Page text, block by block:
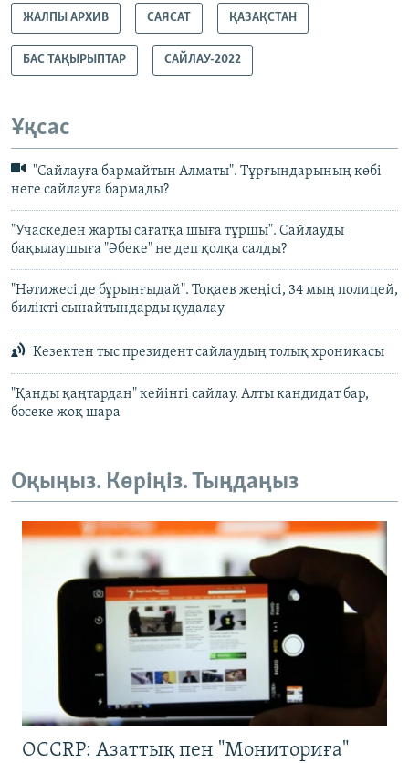
ЖАЛПЫ АРХИВ САЯСАТ ҚАЗАҚСТАН
БАС ТАҚЫРЫПТАР САЙЛАУ-2022
Ұқсас
"Сайлауға бармайтын Алматы". Тұрғындарының көбі
неге сайлауға бармады?
"Учаскеден жарты сағатқа шыға тұршы". Сайлауды
бақылаушыға "Әбеке" не деп қолқа салды?
"Нәтижесі де бұрынғыдай". Тоқаев жеңісі, 34 мың полицей,
билікті сынайтындарды қудалау
Кезектен тыс президент сайлаудың толық хроникасы
"Қанды қаңтардан" кейінгі сайлау. Алты кандидат бар,
бәсеке жоқ шара
Оқыңыз. Көріңіз. Тыңдаңыз
OCCRP: Азаттық пен "Мониториға"